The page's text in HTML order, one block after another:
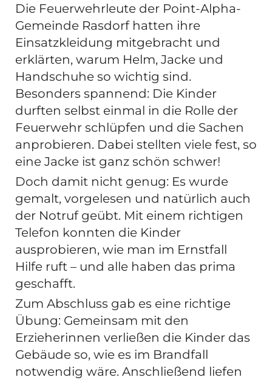
Die Feuerwehrleute der Point-Alpha-
Gemeinde Rasdorf hatten ihre
Einsatzkleidung mitgebracht und
erklärten, warum Helm, Jacke und
Handschuhe so wichtig sind.
Besonders spannend: Die Kinder
durften selbst einmal in die Rolle der
Feuerwehr schlüpfen und die Sachen
anprobieren. Dabei stellten viele fest, so
eine Jacke ist ganz schön schwer!
Doch damit nicht genug: Es wurde
gemalt, vorgelesen und natürlich auch
der Notruf geübt. Mit einem richtigen
Telefon konnten die Kinder
ausprobieren, wie man im Ernstfall
Hilfe ruft – und alle haben das prima
geschafft.
Zum Abschluss gab es eine richtige
Übung: Gemeinsam mit den
Erzieherinnen verließen die Kinder das
Gebäude so, wie es im Brandfall
notwendig wäre. Anschließend liefen